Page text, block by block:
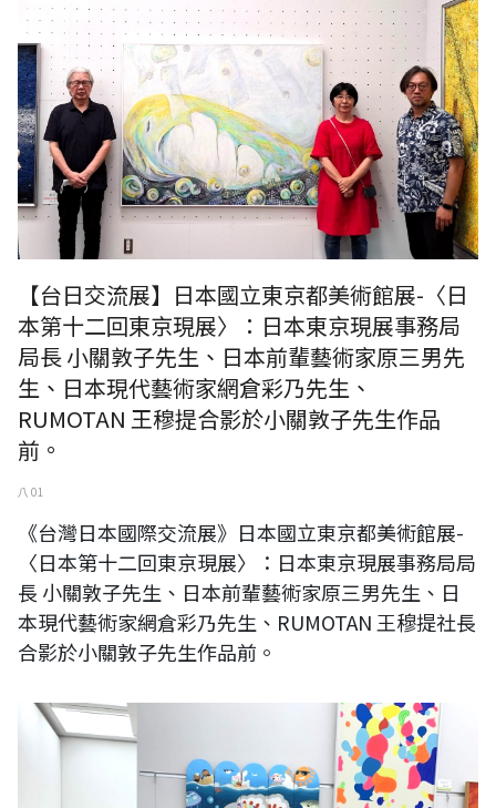
【台日交流展】日本國立東京都美術館展-〈日
本第十二回東京現展〉：日本東京現展事務局
局長 小關敦子先生、日本前輩藝術家原三男先
生、日本現代藝術家網倉彩乃先生、
RUMOTAN 王穆提合影於小關敦子先生作品
前。
八 01
《台灣日本國際交流展》日本國立東京都美術館展-
〈日本第十二回東京現展〉：日本東京現展事務局局
長 小關敦子先生、日本前輩藝術家原三男先生、日
本現代藝術家網倉彩乃先生、RUMOTAN 王穆提社長
合影於小關敦子先生作品前。